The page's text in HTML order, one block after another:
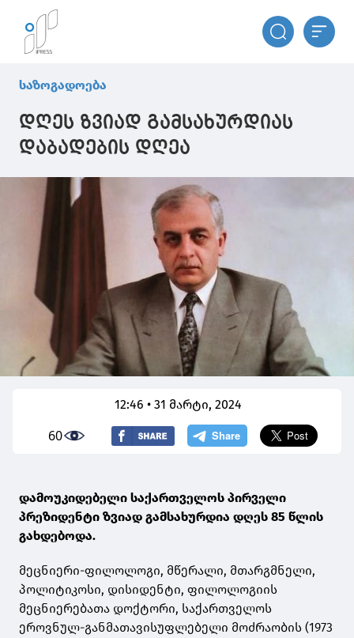
საზოგადოება
დღეს ზვიად გამსახურდიას
დაბადების დღეა
12:46 • 31 მარტი, 2024
60
დამოუკიდებელი საქართველოს პირველი
პრეზიდენტი ზვიად გამსახურდია დღეს 85 წლის
გახდებოდა.
მეცნიერი-ფილოლოგი, მწერალი, მთარგმნელი,
პოლიტიკოსი, დისიდენტი, ფილოლოგიის
მეცნიერებათა დოქტორი, საქართველოს
ეროვნულ-განმათავისუფლებელი მოძრაობის (1973